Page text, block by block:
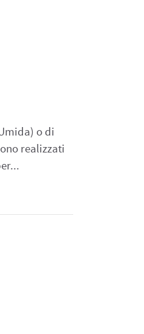
o di
realizzati